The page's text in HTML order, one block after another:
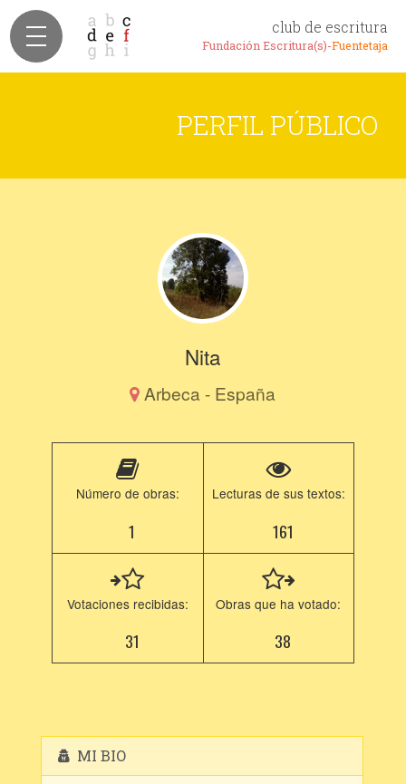
club de escritura
Fundación Escritura(s)-Fuentetaja
PERFIL PÚBLICO
Nita
Arbeca - España
Número de obras:
1
Lecturas de sus textos:
161
Votaciones recibidas:
31
Obras que ha votado:
38
MI BIO